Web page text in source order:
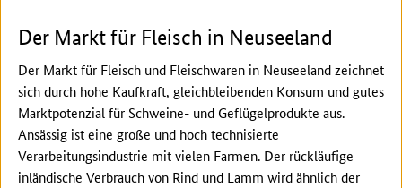
Der Markt für Fleisch in Neuseeland
Der Markt für Fleisch und Fleischwaren in Neuseeland zeichnet
sich durch hohe Kaufkraft, gleichbleibenden Konsum und gutes
Marktpotenzial für Schweine- und Geflügelprodukte aus.
Ansässig ist eine große und hoch technisierte
Verarbeitungsindustrie mit vielen Farmen. Der rückläufige
inländische Verbrauch von Rind und Lamm wird ähnlich der